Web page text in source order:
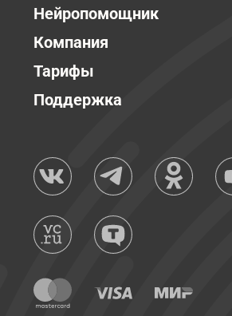
Нейропомощник
Компания
Тарифы
Поддержка